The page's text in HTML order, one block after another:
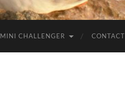
MINI CHALLENGER CONTACT